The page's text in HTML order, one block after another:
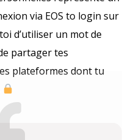
via EOS to login sur
d’utiliser un mot de
partager tes
plateformes dont tu